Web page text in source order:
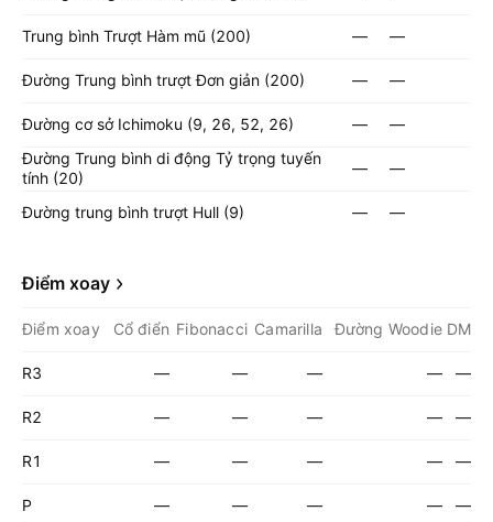
Trung bình Trượt Hàm mũ (200) — —
Đường Trung bình trượt Đơn giản (200) — —
Đường cơ sở Ichimoku (9, 26, 52, 26) —
—
Đường Trung bình di động Tỷ trọng tuyến
tính (20)
— —
Đường trung bình trượt Hull (9) — —
Điểm xoay
Điểm xoay Cổ điển Fibonacci Camarilla Đường Woodie DM
R3 — — — — —
R2 — — — — —
R1 — — — — —
P — — — — —